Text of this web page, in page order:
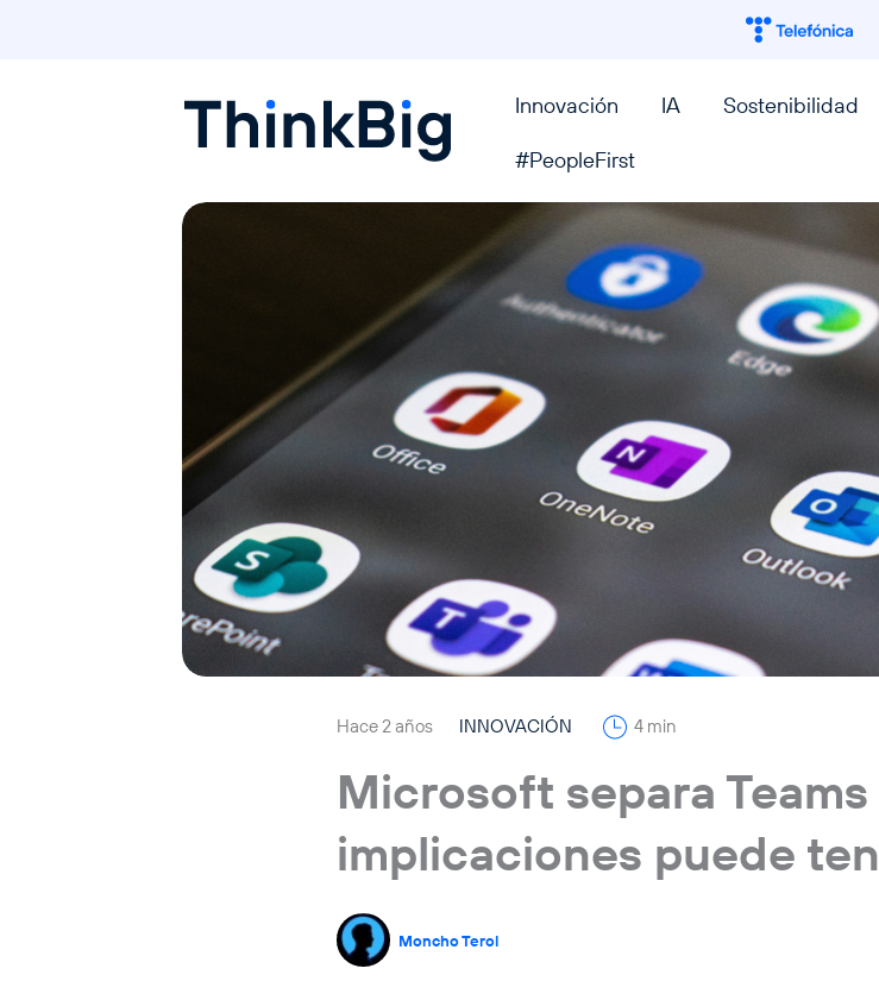
Blogthinkbig.com Innovación IA Sostenibilidad
#PeopleFirst
Hace 2 años INNOVACIÓN 4 min
Microsoft separa
implicaciones puede
Moncho Terol